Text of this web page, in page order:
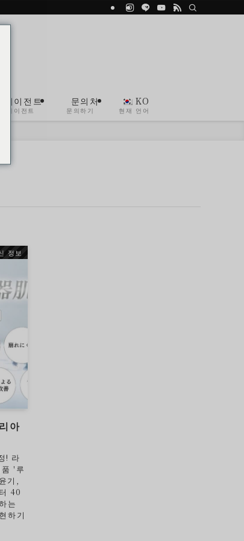
에이전트
에이전트
문의처
문의하기
KO
현재 언어
정보
아
! 라
'루
기,
40
는
하기